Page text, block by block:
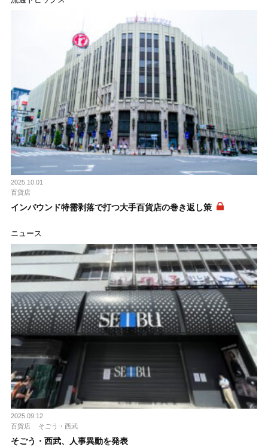
2025.10.01
百貨店
インバウンド特需剥落で打つ大手百貨店の巻き返し策
ニュース
2025.09.12
百貨店
そごう・西武
そごう・西武、人事異動を発表